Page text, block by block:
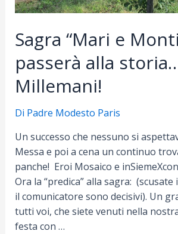
Sagra “Mari e
passerà alla
Millemani!
Di Padre Modesto Paris
Un successo che nessuno si
Messa e poi a cena un continuo
panche! Eroi Mosaico e
Ora la “predica” alla sagra:
il comunicatore sono decisivi). Un
tutti voi, che siete venuti nella
festa con …